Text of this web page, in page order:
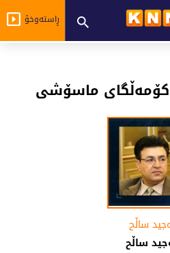
ڕاستەوخۆ
ماسۆشی
ساڵح
ساڵح